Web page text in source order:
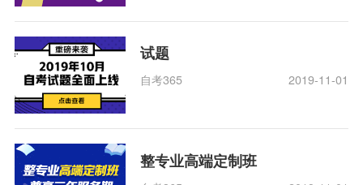
试题
自考365 2019-11-01
整专业高端定制班